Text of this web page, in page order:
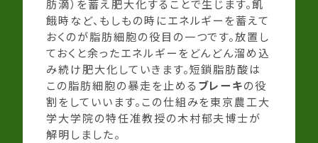
肪滴）を蓄え肥大化することで生じます。飢
餓時など、もしもの時にエネルギーを蓄えて
おくのが脂肪細胞の役目の一つです。放置し
ておくと余ったエネルギーをどんどん溜め込
み続け肥大化していきます。短鎖脂肪酸は
この脂肪細胞の暴走を止める ブレーキの役
割をしていいます。この仕組みを東京農工大
学大学院の特任准教授の木村郁夫博士が
解明しました。